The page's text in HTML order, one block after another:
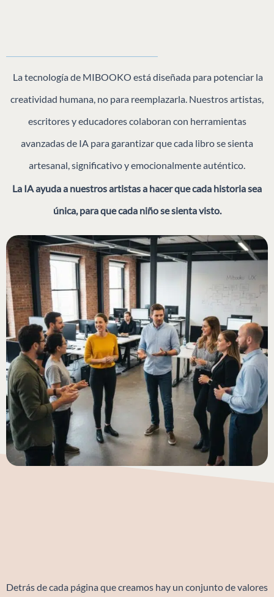
La tecnología de MIBOOKO está diseñada para potenciar la
creatividad humana, no para reemplazarla. Nuestros artistas,
escritores y educadores colaboran con herramientas
avanzadas de IA para garantizar que cada libro se sienta
artesanal, significativo y emocionalmente auténtico.
La IA ayuda a nuestros artistas a hacer que cada historia sea
única, para que cada niño se sienta visto.
Detrás de cada página que creamos hay un conjunto de valores